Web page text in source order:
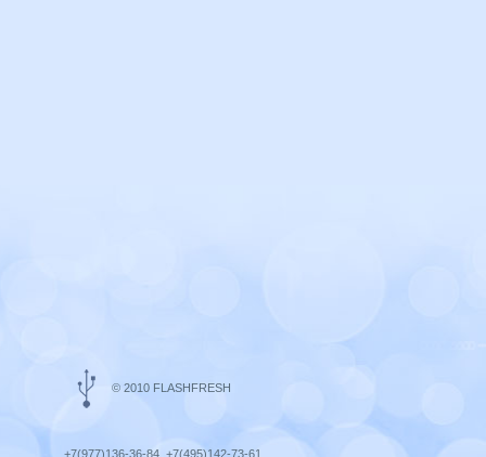
© 2010 FLASHFRESH
+7(977)136-36-84, +7(495)142-73-61